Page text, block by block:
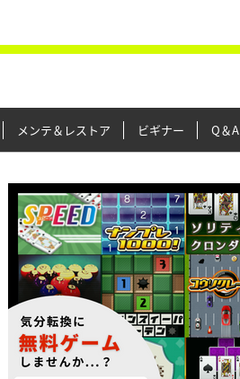
メンテ＆レストア ビギナー Q＆A